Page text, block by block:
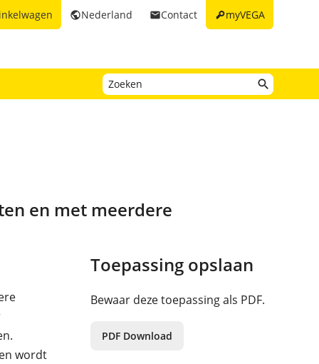
keymyVEGA
emailContact
publicNederland
en met meerdere
wordt
Toepassing opslaan
Bewaar deze toepassing als PDF.
PDF Download